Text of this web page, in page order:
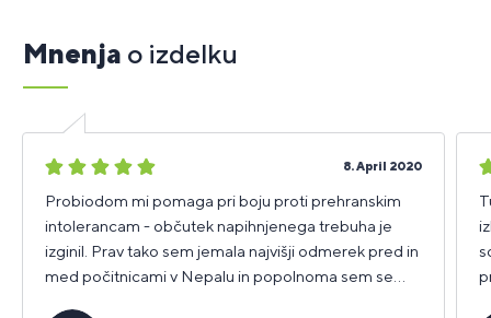
Mnenja o izdelku
5
8. April 2020
Probiodom mi pomaga pri boju proti prehranskim
intolerancam - občutek napihnjenega trebuha je
izginil. Prav tako sem jemala najvišji odmerek pred in
med počitnicami v Nepalu in popolnoma sem se
5